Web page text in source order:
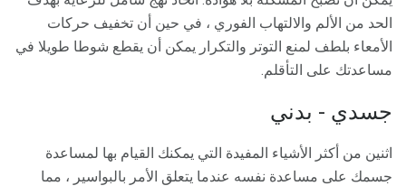
الحد من الألم والالتهاب الفوري ، في حين أن تخفيف حركات
الأمعاء بلطف لمنع التوتر والتكرار يمكن أن يقطع شوطا طويلا في
مساعدتك على التأقلم.
جسدي - بدني
اثنين من أكثر الأشياء المفيدة التي يمكنك القيام بها لمساعدة
جسمك على مساعدة نفسه عندما يتعلق الأمر بالبواسير ، مما